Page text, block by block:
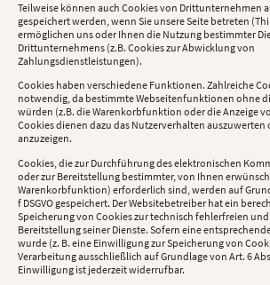
Teilweise können auch Cookies von Drittunternehmen
gespeichert werden, wenn Sie unsere Seite betreten
ermöglichen uns oder Ihnen die Nutzung bestimmter
Drittunternehmens (z.B. Cookies zur Abwicklung von
Zahlungsdienstleistungen).
Cookies haben verschiedene Funktionen. Zahlreiche
notwendig, da bestimmte Webseitenfunktionen ohne
würden (z.B. die Warenkorbfunktion oder die Anzeige
Cookies dienen dazu das Nutzerverhalten auszuwerten
anzuzeigen.
Cookies, die zur Durchführung des elektronischen
oder zur Bereitstellung bestimmter, von Ihnen
Warenkorbfunktion) erforderlich sind, werden auf
f DSGVO gespeichert. Der Websitebetreiber hat ein
Speicherung von Cookies zur technisch fehlerfreien
Bereitstellung seiner Dienste. Sofern eine
wurde (z. B. eine Einwilligung zur Speicherung von
Verarbeitung ausschließlich auf Grundlage von Art. 6
Einwilligung ist jederzeit widerrufbar.